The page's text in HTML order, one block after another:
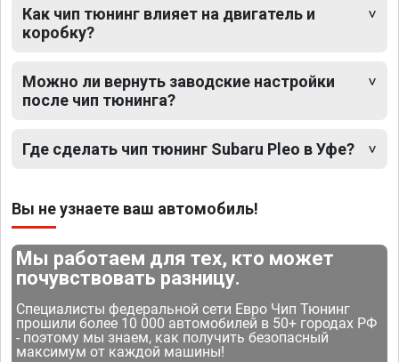
Как чип тюнинг влияет на двигатель и
коробку?
Можно ли вернуть заводские настройки
после чип тюнинга?
Где сделать чип тюнинг Subaru Pleo в Уфе?
Вы не узнаете ваш автомобиль!
Мы работаем для тех, кто может
почувствовать разницу.
Специалисты федеральной сети Евро Чип Тюнинг
прошили более 10 000 автомобилей в 50+ городах РФ
- поэтому мы знаем, как получить безопасный
максимум от каждой машины!